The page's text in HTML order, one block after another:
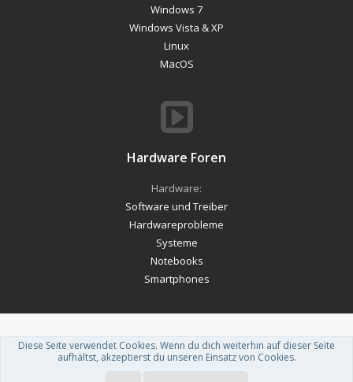
Windows 7
Windows Vista & XP
Linux
MacOS
Hardware Foren
Hardware:
Software und Treiber
Hardwareprobleme
Systeme
Notebooks
Smartphones
Forum software by XenForo™-Deutsch von xenDach
Theme designed by ThemeHouse.
Diese Seite verwendet Cookies. Wenn du dich weiterhin auf dieser Seite
aufhältst, akzeptierst du unseren Einsatz von Cookies.